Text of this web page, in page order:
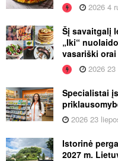
2026 4
Šį savaitgalį
„Iki“
vasariški orai
2026 23
Specialistai
2026 23
Istorinė
2027 m.